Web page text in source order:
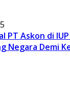
PT Askon di
Negara Demi